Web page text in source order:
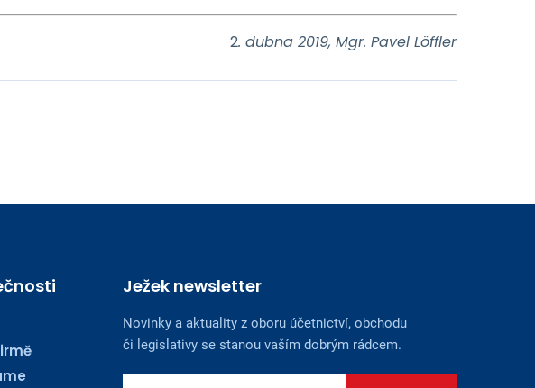
2. dubna 2019, Mgr. Pavel Löffler
Ježek newsletter
Novinky a aktuality z oboru účetnictví, obchodu
či legislativy se stanou vaším dobrým rádcem.